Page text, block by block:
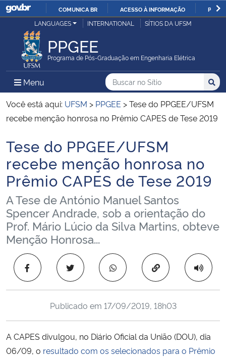
IR
COMUNICA BR ACESSO À INFORMAÇÃO
Ministério da Justiça e Segurança Pública
Ministério da Defesa
Ministério das Relações Exteriores
Ministério da Infraestrutura
Ministério da Agricultura, Pecuária e Abastecimento
Ministério da Educação
Ministério da Cidadania
Ministério da Saúde
Ministério de Minas e Energia
Ministério do Meio Ambiente
LANGUAGES INTERNATIONAL SÍTIOS DA UFSM
PPGEE
Programa de Pós-Graduação em Engenharia Elétrica
Menu Menu Principal do Sítio
Busca
Buscar no no Sítio
Busca:
Você está aqui: UFSM > PPGEE >Tese do PPGEE/UFSM
recebe menção honrosa no Prêmio CAPES de Tese 2019
Início do conteúdo
Tese do PPGEE/UFSM
recebe menção honrosa no
Prêmio CAPES de Tese 2019
A Tese de António Manuel Santos
Spencer Andrade, sob a orientação do
Prof. Mário Lúcio da Silva Martins, obteve
Menção Honrosa...
Copiar para área
Publicado em 17/09/2019, 18h03
A CAPES divulgou, no Diário Oficial da União (DOU), dia
06/09, o resultado com os selecionados para o Prêmio